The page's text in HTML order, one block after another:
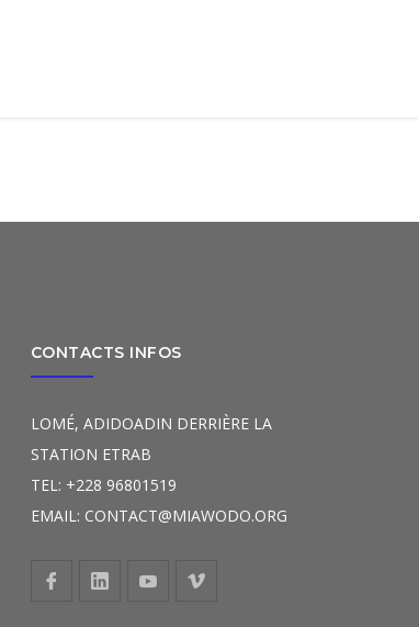
CONTACTS INFOS
LOMÉ, ADIDOADIN DERRIÈRE LA
STATION ETRAB
TEL: +228 96801519
EMAIL: CONTACT@MIAWODO.ORG